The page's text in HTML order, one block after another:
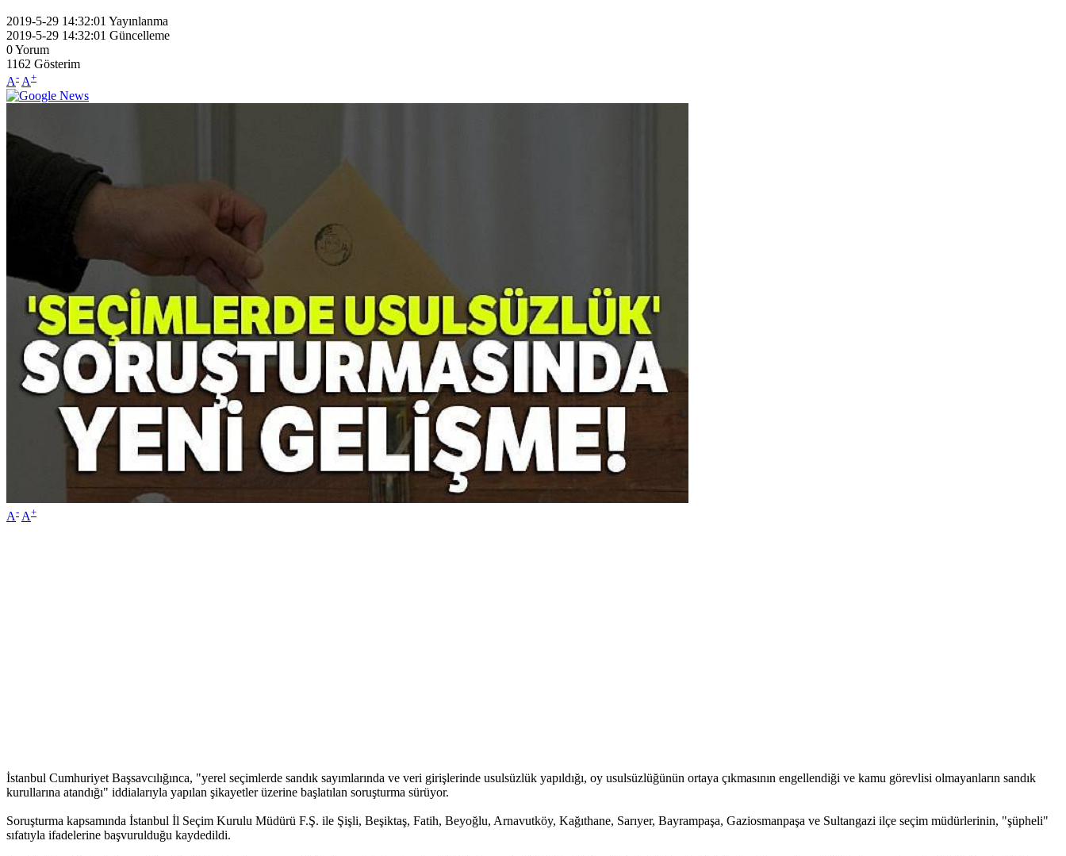
2019-5-29 14:32:01 Yayınlanma
2019-5-29 14:32:01 Güncelleme
0Yorum
1162 Gösterim
A- A+
A- A+
İstanbul Cumhuriyet Başsavcılığınca, "yerel seçimlerde sandık sayımlarında ve veri girişlerinde usulsüzlük yapıldığı, oy usulsüzlüğünün ortaya çıkmasının engellendiği ve kamu görevlisi olmayanların sandık
kurullarına atandığı" iddialarıyla yapılan şikayetler üzerine başlatılan soruşturma sürüyor.
Soruşturma kapsamında İstanbul İl Seçim Kurulu Müdürü F.Ş. ile Şişli, Beşiktaş, Fatih, Beyoğlu, Arnavutköy, Kağıthane, Sarıyer, Bayrampaşa, Gaziosmanpaşa ve Sultangazi ilçe seçim müdürlerinin, "şüpheli"
sıfatıyla ifadelerine başvurulduğu kaydedildi.